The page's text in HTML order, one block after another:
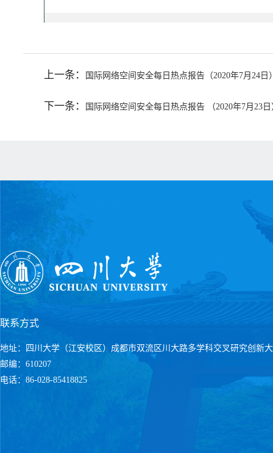
上一条： 国际网络空间安全每日热点报告（2020年7月24日
下一条： 国际网络空间安全每日热点报告 （2020年7月23日
联系方式
地址：四川大学（江安校区）成都市双流区川大路多学科交叉研究创新
邮编：610207
电话：86-028-85418825